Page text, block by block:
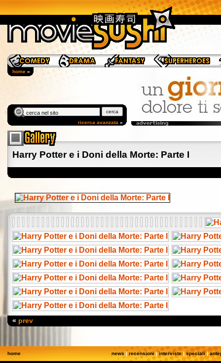
home »
Harry Potter e i Doni della Morte: Parte I
« prev
ricerca avanzata »
home news | recensioni |interviste|speciali|